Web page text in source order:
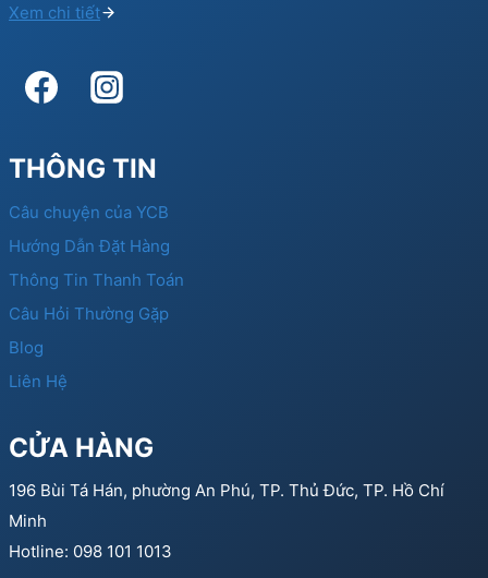
Xem chi tiết
THÔNG TIN
Câu chuyện của YCB
Hướng Dẫn Đặt Hàng
Thông Tin Thanh Toán
Câu Hỏi Thường Gặp
Blog
Liên Hệ
CỬA HÀNG
196 Bùi Tá Hán, phường An Phú, TP. Thủ Đức, TP. Hồ Chí
Minh
Hotline: 098 101 1013